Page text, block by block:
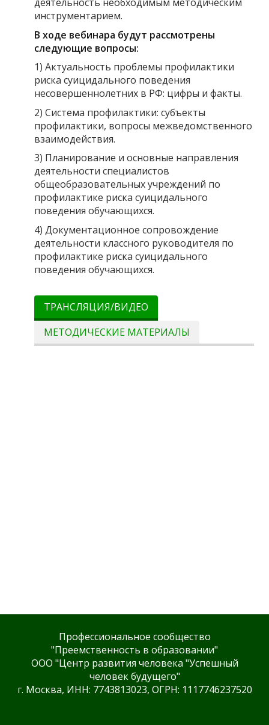
инструментарием.
В ходе вебинара будут рассмотрены
следующие вопросы:
1) Актуальность проблемы профилактики
риска суицидального поведения
несовершеннолетних в РФ: цифры и факты.
2) Система профилактики: субъекты
профилактики, вопросы межведомственного
взаимодействия.
3) Планирование и основные направления
деятельности специалистов
общеобразовательных учреждений по
профилактике риска суицидального
поведения обучающихся.
4) Документационное сопровождение
деятельности классного руководителя по
профилактике риска суицидального
поведения обучающихся.
ТРАНСЛЯЦИЯ/ВИДЕО
МЕТОДИЧЕСКИЕ МАТЕРИАЛЫ
Профессиональное сообщество
"Преемственность в образовании"
ООО "Центр развития человека "Успешный
человек будущего"
г. Москва, ИНН: 7743813023, ОГРН: 1117746237520